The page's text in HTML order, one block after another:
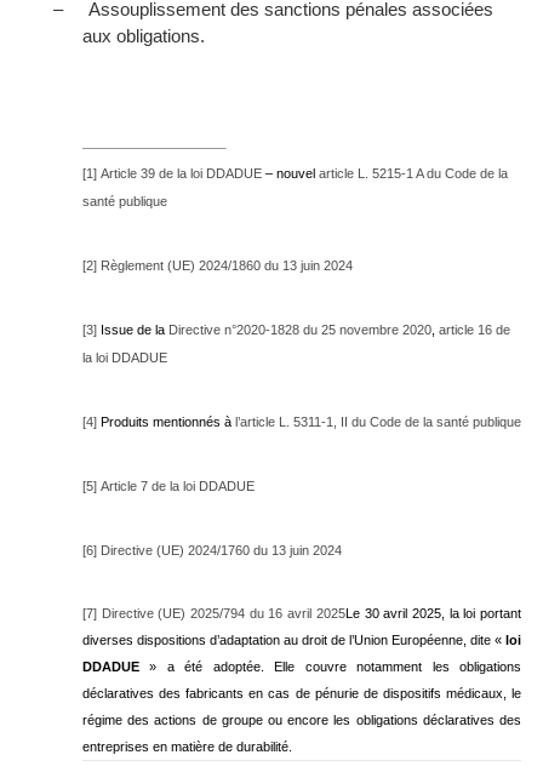
–
Assouplissement des sanctions pénales associées
aux obligations.
[1] Article 39 de la loi DDADUE – nouvel article L. 5215-1 A du Code de la
santé publique
[2] Règlement (UE) 2024/1860 du 13 juin 2024
[3] Issue de la Directive n°2020-1828 du 25 novembre 2020 article 16 de
la loi DDADUE
[4] Produits mentionnés à l’article L. 5311-1, II du Code de la santé publique
[5] Article 7 de la loi DDADUE
[6] Directive (UE) 2024/1760 du 13 juin 2024
[7] Directive (UE) 2025/794 du 16 avril 2025Le 30 avril 2025, la loi portant
diverses dispositions d’adaptation au droit de l’Union Européenne, dite « loi
DDADUE» a été adoptée. Elle couvre notamment les obligations
déclaratives des fabricants en cas de pénurie de dispositifs médicaux, le
régime des actions de groupe ou encore les obligations déclaratives des
entreprises en matière de durabilité.